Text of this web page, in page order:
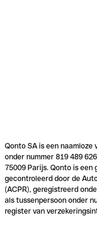
Qonto SA is een naamloze
onder nummer 819 489
75009 Parijs. Qonto is
gecontroleerd door de
(ACPR), geregistreerd
als tussenpersoon onder
register van